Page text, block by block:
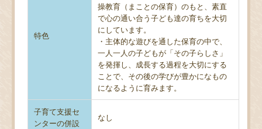
特色
操教育（まことの保育）のもと、素直
で心の通い合う子ども達の育ちを大切
にしています。
・主体的な遊びを通した保育の中で、
一人一人の子どもが「その子らしさ」
を発揮し、成長する過程を大切にする
ことで、その後の学びが豊かになもの
になるように育みます。
子育て支援セ
ンターの併設
なし